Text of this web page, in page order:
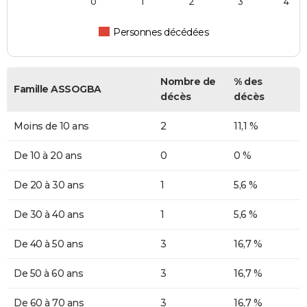
Personnes décédées
Famille ASSOGBA
Nombre de
décès
% des
décès
Moins de 10 ans 2 11,1 %
De 10 à 20 ans 0 0 %
De 20 à 30 ans 1 5,6 %
De 30 à 40 ans 1 5,6 %
De 40 à 50 ans 3 16,7 %
De 50 à 60 ans 3 16,7 %
De 60 à 70 ans 3 16,7 %